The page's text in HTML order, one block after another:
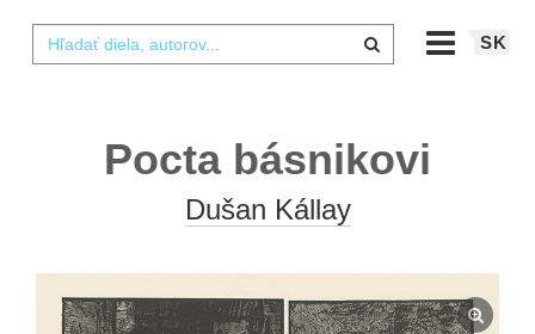
SK
Pocta básnikovi
Dušan Kállay